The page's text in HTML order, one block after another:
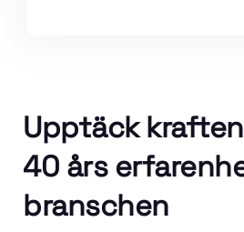
Upptäck
40 års
branschen